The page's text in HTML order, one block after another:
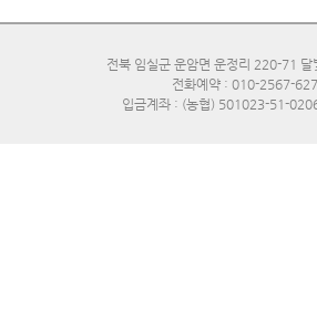
전북 임실군 운암면 운정리 220-71 달
전화예약 : 010-2567-
입금계좌 : (농협) 501023-51-